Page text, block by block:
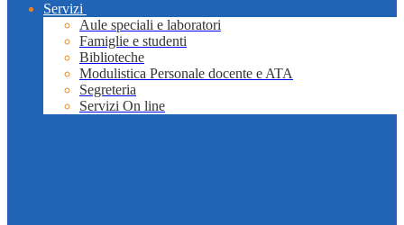
Servizi
Aule speciali e laboratori
Famiglie e studenti
Biblioteche
Modulistica Personale docente e ATA
Segreteria
Servizi On line